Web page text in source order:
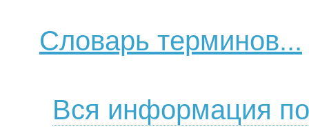
Словарь терминов...
Вся информация